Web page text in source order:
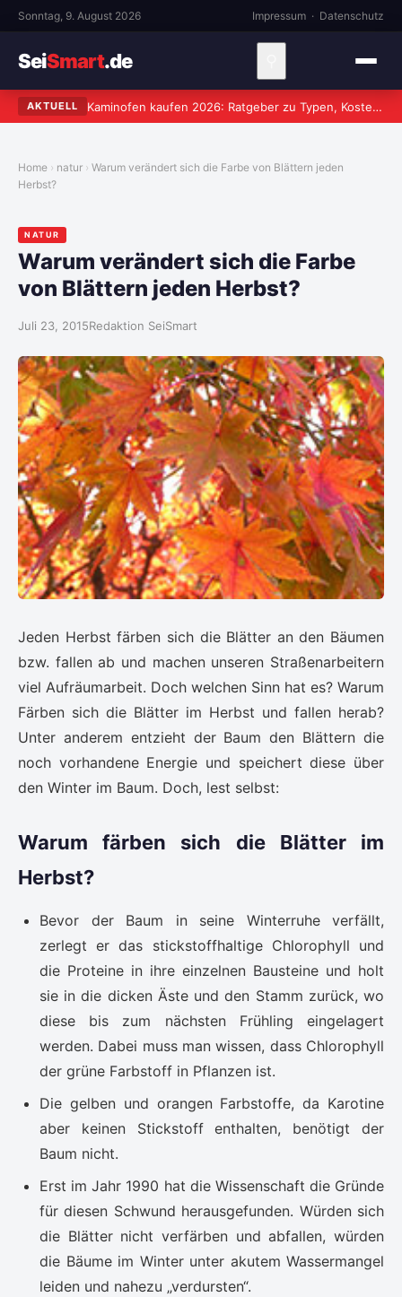
Sonntag, 9. August 2026 Impressum · Datenschutz
SeiSmart.de
AKTUELL Kaminofen kaufen 2026: Ratgeber zu Typen, Kosten und worauf wirklich zu achten ist
Home natur
Warum verändert sich die Farbe von Blättern jeden
Herbst?
NATUR
Warum verändert sich die Farbe
von Blättern jeden Herbst?
Juli 23, 2015Redaktion SeiSmart
Jeden Herbst färben sich die Blätter an den Bäumen
bzw. fallen ab und machen unseren Straßenarbeitern
viel Aufräumarbeit. Doch welchen Sinn hat es? Warum
Färben sich die Blätter im Herbst und fallen herab?
Unter anderem entzieht der Baum den Blättern die
noch vorhandene Energie und speichert diese über
den Winter im Baum. Doch, lest selbst:
Warum färben sich die Blätter im
Herbst?
Bevor der Baum in seine Winterruhe verfällt,
zerlegt er das stickstoffhaltige Chlorophyll und
die Proteine in ihre einzelnen Bausteine und holt
sie in die dicken Äste und den Stamm zurück, wo
diese bis zum nächsten Frühling eingelagert
werden. Dabei muss man wissen, dass Chlorophyll
der grüne Farbstoff in Pflanzen ist.
Die gelben und orangen Farbstoffe, da Karotine
aber keinen Stickstoff enthalten, benötigt der
Baum nicht.
Erst im Jahr 1990 hat die Wissenschaft die Gründe
für diesen Schwund herausgefunden. Würden sich
die Blätter nicht verfärben und abfallen, würden
die Bäume im Winter unter akutem Wassermangel
leiden und nahezu „verdursten“.